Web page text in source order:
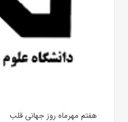
هفتم مهرماه روز جهانی قلب